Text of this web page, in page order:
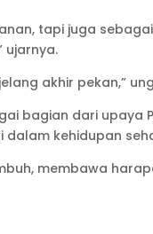
tapi juga
ujarnya.
akhir pekan,”
bagian dari upaya
kehidupan
membawa